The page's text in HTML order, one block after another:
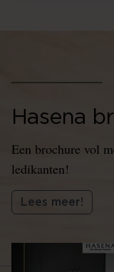
Hasena
Een brochure vol
ledikanten!
Lees meer!